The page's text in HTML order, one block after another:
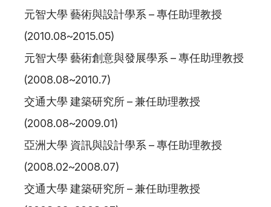
元智大學 藝術與設計學系 – 專任助理教授
(2010.08~2015.05)
元智大學 藝術創意與發展學系 – 專任助理教授
(2008.08~2010.7)
交通大學 建築研究所 – 兼任助理教授
(2008.08~2009.01)
亞洲大學 資訊與設計學系 – 專任助理教授
(2008.02~2008.07)
交通大學 建築研究所 – 兼任助理教授